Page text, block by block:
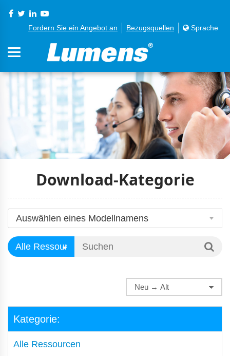
Fordern Sie ein Angebot an Bezugsquellen Sprache
Download-Kategorie
Kategorie:
Alle Ressourcen